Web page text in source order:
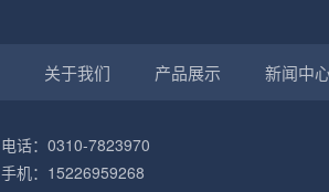
关于我们 产品展示 新闻中
电话：0310-7823970
手机：15226959268